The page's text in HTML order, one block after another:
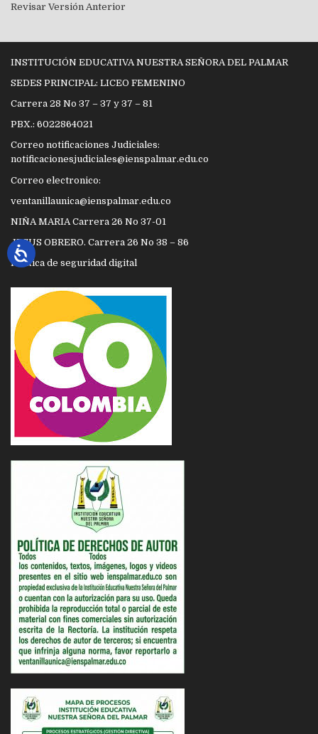
Revisar Versión Anterior
INSTITUCIÓN EDUCATIVA NUESTRA SEÑORA DEL PALMAR
SEDES PRINCIPAL: LICEO FEMENINO
Carrera 28 No 37 – 37 y 37 – 81
PBX.: 6022864021
Correo notificaciones Judiciales:
notificacionesjudiciales@ienspalmar.edu.co
Correo electronico:
ventanillaunica@ienspalmar.edu.co
NIÑA MARIA Carrera 26 No 37-01
JESUS OBRERO. Carrera 26 No 38 – 86
Política de seguridad digital